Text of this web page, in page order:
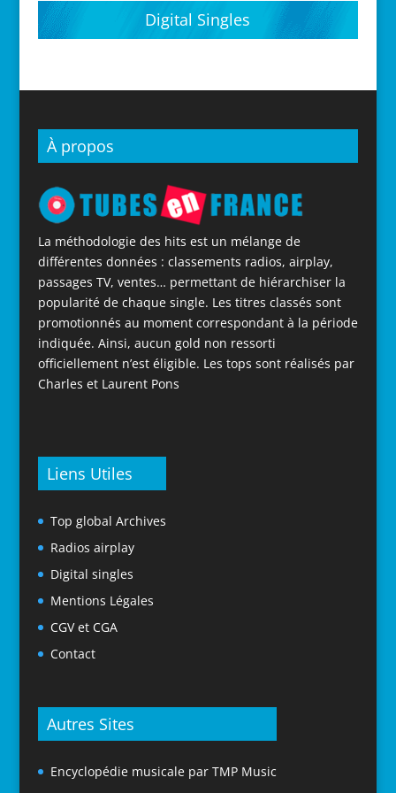
Digital Singles
À propos
La méthodologie des hits est un mélange de
différentes données : classements radios, airplay,
passages TV, ventes… permettant de hiérarchiser la
popularité de chaque single. Les titres classés sont
promotionnés au moment correspondant à la période
indiquée. Ainsi, aucun gold non ressorti
officiellement n’est éligible. Les tops sont réalisés par
Charles et Laurent Pons
Liens Utiles
Top global Archives
Radios airplay
Digital singles
Mentions Légales
CGV et CGA
Contact
Autres Sites
Encyclopédie musicale par TMP Music